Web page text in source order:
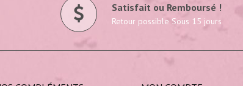
Satisfait ou Remboursé !
Retour possible Sous 15 jours